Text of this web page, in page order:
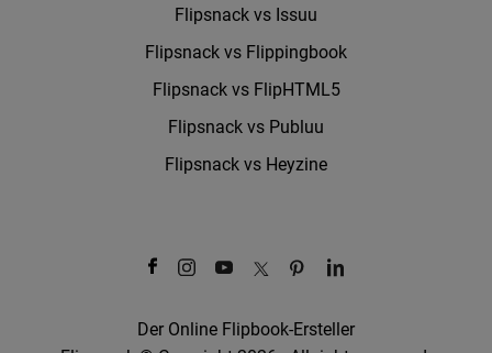
Flipsnack vs Issuu
Flipsnack vs Flippingbook
Flipsnack vs FlipHTML5
Flipsnack vs Publuu
Flipsnack vs Heyzine
Der Online Flipbook-Ersteller